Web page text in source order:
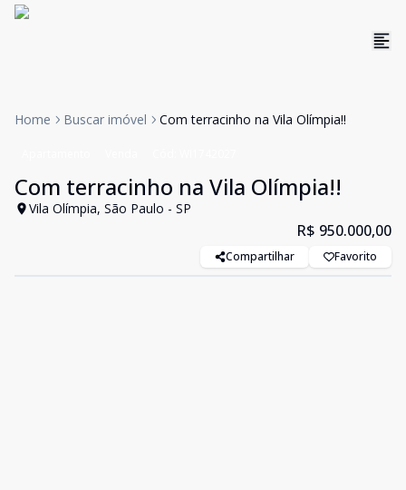
Home Buscar imóvel Com terracinho na Vila Olímpia!!
Com terracinho na Vila Olímpia!!
Vila Olímpia, São Paulo - SP
R$ 950.000,00
Compartilhar Favorito